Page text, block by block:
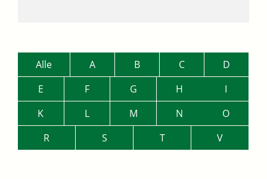
Alle A B C
D
E
F G H
I
K
L M N
O
R
S T V